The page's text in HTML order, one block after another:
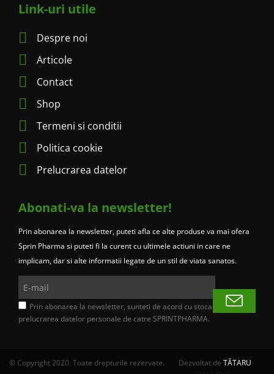
Link-uri utile
Despre noi
Articole
Contact
Shop
Termeni si conditii
Politica cookie
Prelucrarea datelor
Abonati-va la newsletter!
Prin abonarea la newsletter, puteti afla ce alte produse va mai ofera
Sprin Pharma si puteti fi la curent cu ultimele actiuni in care ne
implicam, dar si alte informatii legate de un stil de viata sanatos.
mail
Prin abonarea la newsletter, sunteti de acord cu stocarea si
prelucrarea datelor personale de catre SPRINTPHARMA.
© Copyright 2020. Toate drepturile rezervate. Dezvoltat de TĂTARU